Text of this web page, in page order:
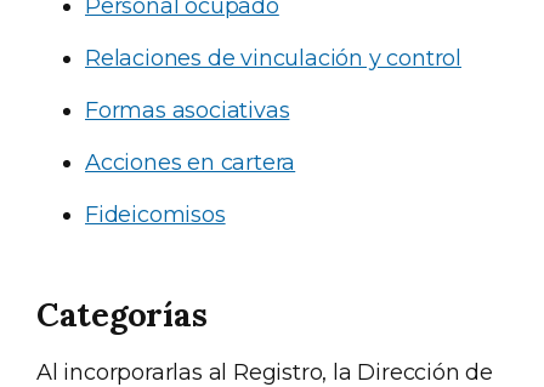
Personal ocupado
Relaciones de vinculación y control
Formas asociativas
Acciones en cartera
Fideicomisos
Categorías
Al incorporarlas al Registro, la Dirección de